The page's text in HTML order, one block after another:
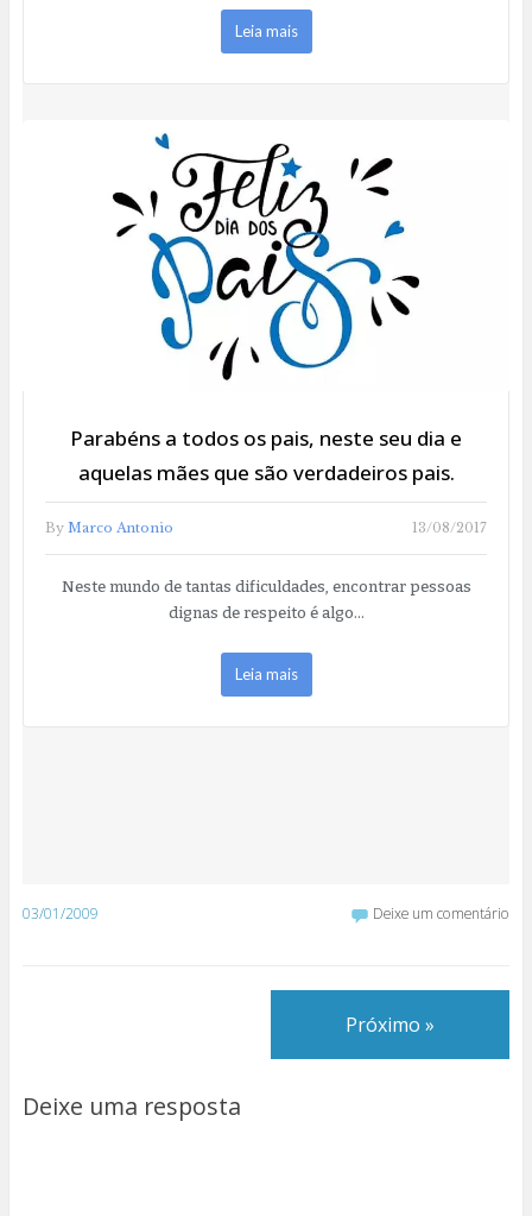
Leia mais
Parabéns a todos os pais, neste seu dia e
aquelas mães que são verdadeiros pais.
By Marco Antonio 13/08/2017
Neste mundo de tantas dificuldades, encontrar pessoas
dignas de respeito é algo…
Leia mais
03/01/2009 Deixe um comentário
Próximo »
Deixe uma resposta